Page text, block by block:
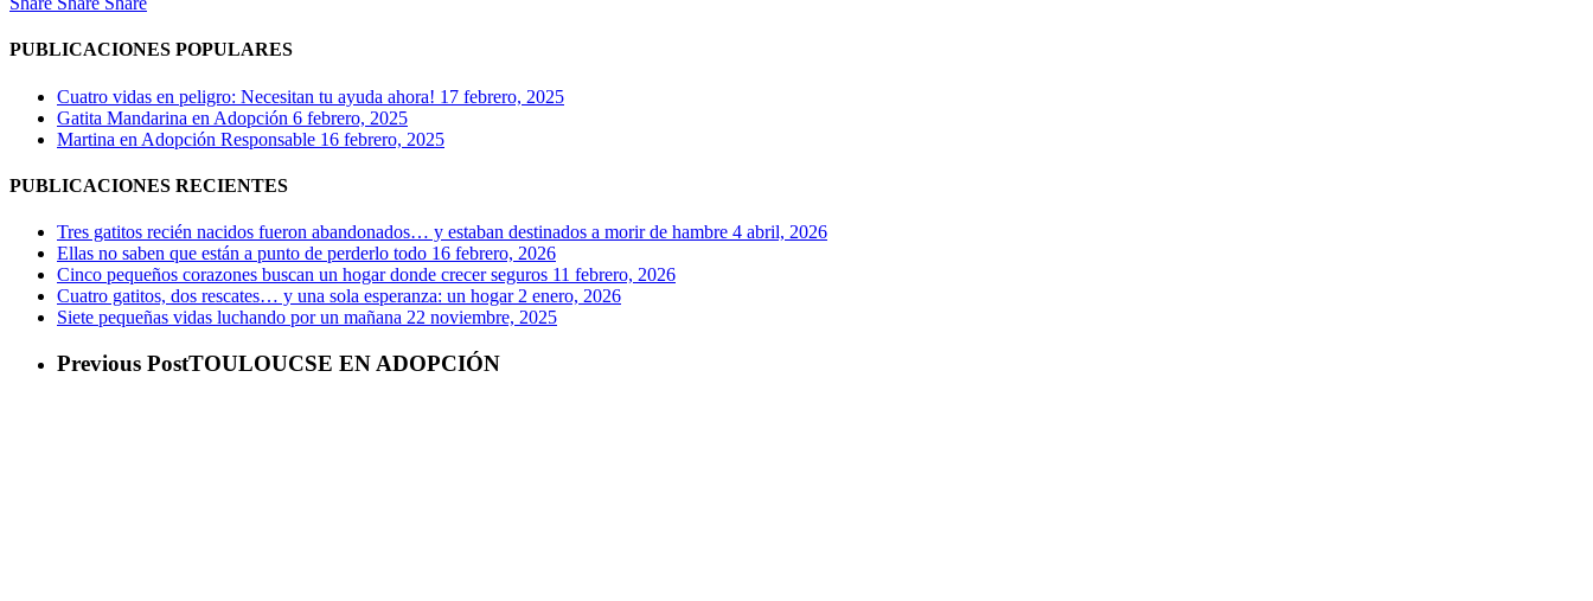
PUBLICACIONES POPULARES
Cuatro vidas en peligro: Necesitan tu ayuda ahora! 17 febrero, 2025
Gatita Mandarina en Adopción 6 febrero, 2025
Martina en Adopción Responsable 16 febrero, 2025
PUBLICACIONES RECIENTES
Tres gatitos recién nacidos fueron abandonados… y estaban destinados a morir de hambre 4 abril, 2026
Ellas no saben que están a punto de perderlo todo 16 febrero, 2026
Cinco pequeños corazones buscan un hogar donde crecer seguros 11 febrero, 2026
Cuatro gatitos, dos rescates… y una sola esperanza: un hogar 2 enero, 2026
Siete pequeñas vidas luchando por un mañana 22 noviembre, 2025
Previous PostTOULOUCSE EN ADOPCIÓN